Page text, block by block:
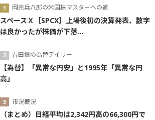
岡元兵八郎の米国株マスターへの道
スペースＸ［SPCX］上場後初の決算発表、数字
は良かったが株価が下落...
吉田恒の為替デイリー
【為替】「異常な円安」と1995年「異常な円
高」
市況概況
（まとめ）日経平均は2,342円高の66,300円で